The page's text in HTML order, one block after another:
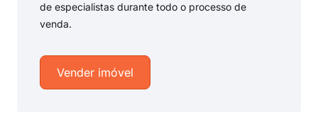
de especialistas durante todo o processo de
venda.
Vender imóvel